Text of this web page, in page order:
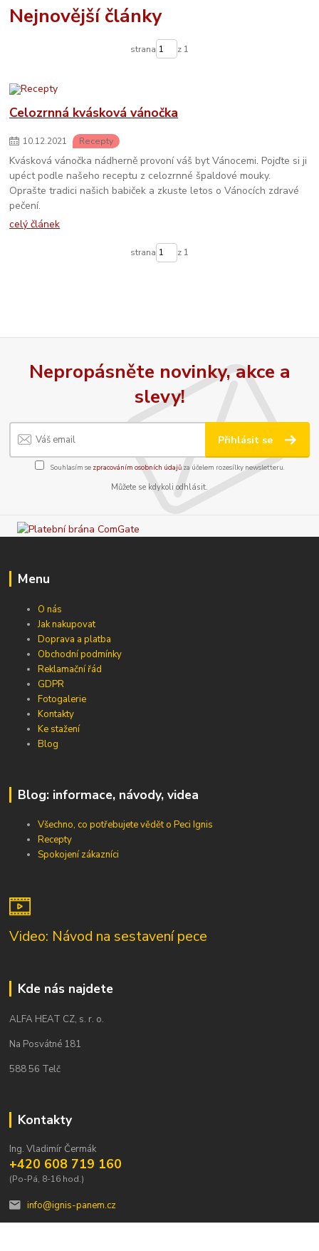
Nejnovější články
strana z 1
Celozrnná kvásková vánočka
10.12.2021 Recepty
Kvásková vánočka nádherně provoní váš byt Vánocemi. Pojďte si ji
upéct podle našeho receptu z celozrnné špaldové mouky.
Oprašte tradici našich babiček a zkuste letos o Vánocích zdravé
pečení.
celý článek
strana z 1
Nepropásněte novinky, akce a
slevy!
Přihlásit se
Souhlasím se zpracováním osobních údajůza účelem rozesílky newsletteru.
Můžete se kdykoli odhlásit.
Menu
O nás
Jak nakupovat
Doprava a platba
Obchodní podmínky
Reklamační řád
GDPR
Fotogalerie
Kontakty
Ke stažení
Blog
Blog: informace, návody, videa
Všechno, co potřebujete vědět o Peci Ignis
Recepty
Spokojení zákazníci
Video: Návod na sestavení pece
Kde nás najdete
ALFA HEAT CZ, s. r. o.
Na Posvátné 181
588 56 Telč
Kontakty
Ing. Vladimír Čermák
+420 608 719 160
(Po-Pá, 8-16 hod.)
info@ignis-panem.cz